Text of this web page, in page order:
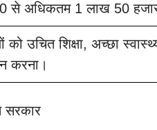
से अधिकतम 1 लाख 50 हजार
को उचित शिक्षा, अच्छा
करना।
सरकार